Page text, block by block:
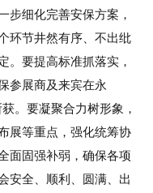
步细化完善安保方案，
环节井然有序、不出纰
。要提高标准抓落实，
参展商及来宾在永
。要凝聚合力树形象，
展等重点，强化统筹协
面固强补弱，确保各项
安全、顺利、圆满、出